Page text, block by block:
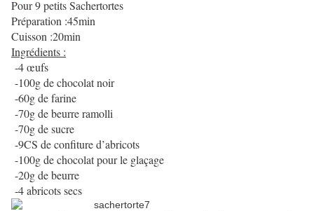
Pour 9 petits Sachertortes
Préparation :45min
Cuisson :20min
Ingrédients :
-4 œufs
-100g de chocolat noir
-60g de farine
-70g de beurre ramolli
-70g de sucre
-9CS de confiture d’abricots
-100g de chocolat pour le glaçage
-20g de beurre
-4 abricots secs